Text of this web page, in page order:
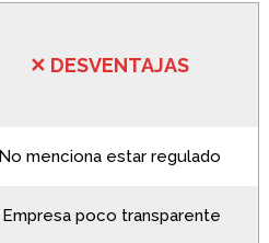
✕ DESVENTAJAS
No menciona estar regulado
Empresa poco transparente